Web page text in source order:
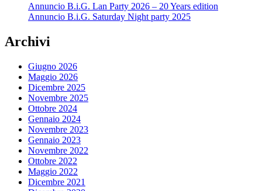
Annuncio B.i.G. Lan Party 2026 – 20 Years edition
Annuncio B.i.G. Saturday Night party 2025
Archivi
Giugno 2026
Maggio 2026
Dicembre 2025
Novembre 2025
Ottobre 2024
Gennaio 2024
Novembre 2023
Gennaio 2023
Novembre 2022
Ottobre 2022
Maggio 2022
Dicembre 2021